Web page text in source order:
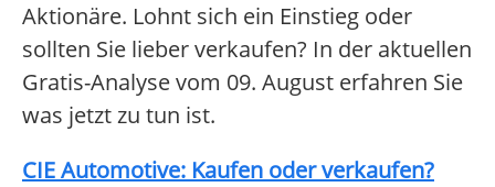
Aktionäre. Lohnt sich ein Einstieg oder
sollten Sie lieber verkaufen? In der aktuellen
Gratis-Analyse vom 09. August erfahren Sie
was jetzt zu tun ist.
CIE Automotive: Kaufen oder verkaufen?